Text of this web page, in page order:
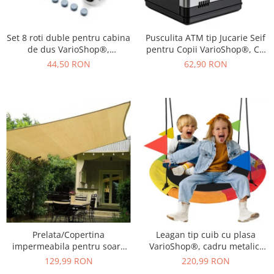
Set 8 roti duble pentru cabina
de dus VarioShop®,
universale, rulmenti tip easy
44,50 RON
Pusculita ATM tip Jucarie Seif
pentru Copii VarioShop®, Cu
lumina si Sunet, Deschidere
62,90 RON
Prelata/Copertina
impermeabila pentru soare
VarioShop®, cu protectie UV,
129,99 RON
Leagan tip cuib cu plasa
VarioShop®, cadru metalic,
rezistent la conditiile
220,99 RON